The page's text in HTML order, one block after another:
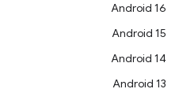
Android 16
Android 15
Android 14
Android 13